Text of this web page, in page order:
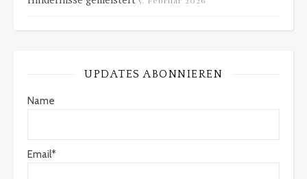
UPDATES ABONNIEREN
Name
Email*